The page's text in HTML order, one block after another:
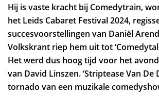
Hij is vaste kracht bij Comedytrain,
het Leids Cabaret Festival 2024,
succesvoorstellingen van Daniël
Volkskrant riep hem uit tot
Het werd dus hoog tijd voor het
van David Linszen. ‘Striptease Van De
tornado van een muzikale
Inzoomen